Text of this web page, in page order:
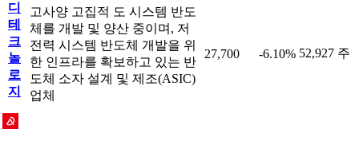
디
테
크
놀
로
지
고사양 고집적 도 시스템 반도
체를 개발 및 양산 중이며, 저
전력 시스템 반도체 개발을 위
한 인프라를 확보하고 있는 반
도체 소자 설계 및 제조(ASIC)
업체
27,700 -6.10% 52,927 주